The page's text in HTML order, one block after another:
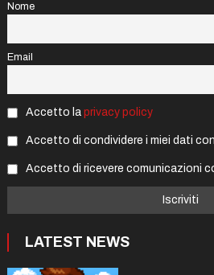
Nome
Email
Accetto la privacy policy
Accetto di condividere i miei dati
Accetto di ricevere comunicazioni
LATEST NEWS